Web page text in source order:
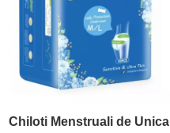
Chiloti Menstruali de Unica